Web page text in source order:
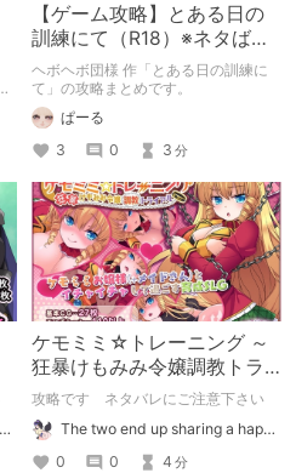
【ゲーム攻略】とある日の
訓練にて（R18）※ネタばれ
注意
ヘボヘボ団様 作「とある日の訓練に
て」の攻略まとめです。
ぱーる
3
0 3 分
The two end up sharing a happy kiss【二人は幸せな接吻をして終了】
ケモミミ☆トレーニング ～
狂暴けもみみ令嬢調教トラ
イアル チャート
攻略です ネタバレにご注意下さい
The two end up sharing a happy kiss【二人は幸せな接吻をして終了】
0
0 4 分